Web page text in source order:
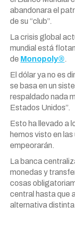
abandonara el
de su “club”.
La crisis global
mundial está
de Monopoly®.
El dólar ya no es
se basa en un
respaldado nada
Estados Unidos”.
Esto ha llevado a
hemos visto en
empeorarán.
La banca
monedas y
cosas
central hasta que
alternativa